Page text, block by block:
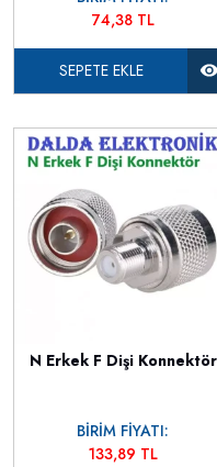
74,38 TL
SEPETE EKLE
N Erkek F Dişi Konnektör
BİRİM FİYATI:
133,89 TL